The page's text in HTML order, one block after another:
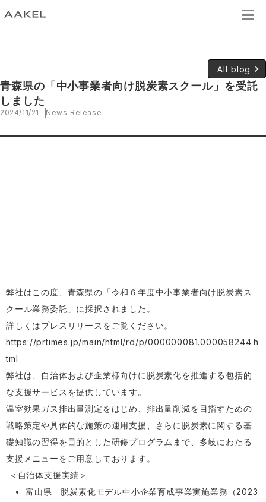
All blog keyboard_arrow_right
青森県の「中小事業者向け脱炭素スクール」を受託
しました
2024/11/21 News Release
弊社はこの度、青森県の「令和６年度中小事業者向け脱炭素ス
クール業務委託」に採択されました。
詳しくはプレスリリースをご覧ください。
https://prtimes.jp/main/html/rd/p/000000081.000058244.h
tml
弊社は、自治体および企業様向けに脱炭素化を推進する包括的
な支援サービスを提供しています。
温室効果ガス排出量測定をはじめ、排出量削減を目指すための
戦略策定や具体的な施策の運用支援、さらに脱炭素に関する基
礎知識の習得を目的とした研修プログラムまで、多岐にわたる
支援メニューをご用意しております。
＜自治体支援実績＞
• 富山県 脱炭素化モデル中小企業育成事業実施業務（2023